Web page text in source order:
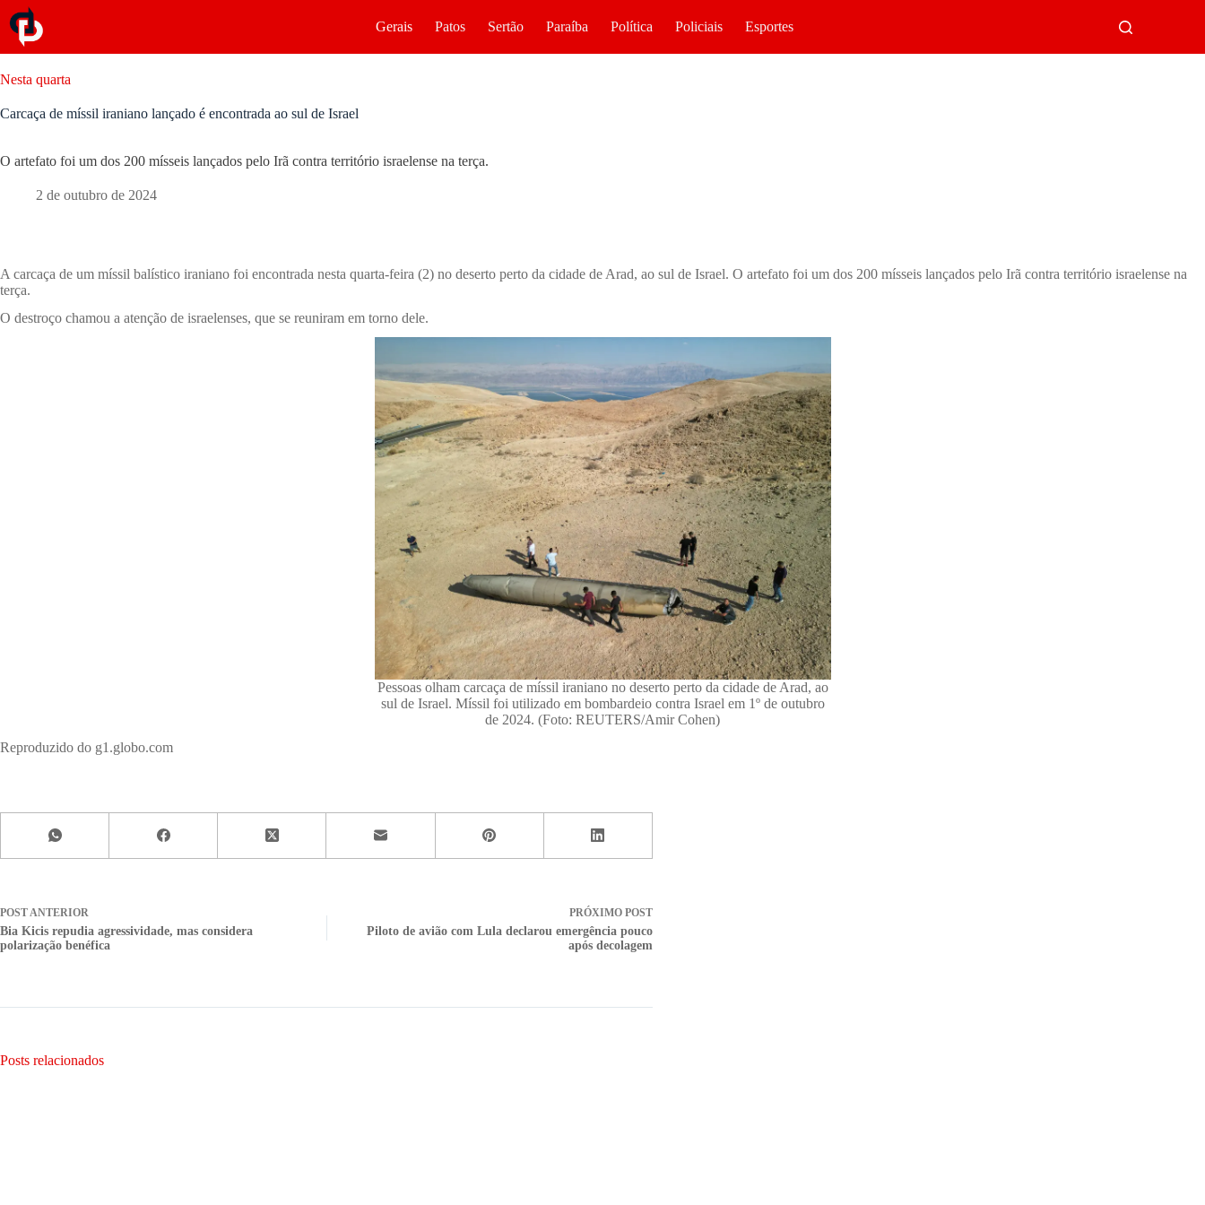
Gerais Patos Sertão Paraíba Política Policiais Esportes
Nesta quarta
Carcaça de míssil iraniano lançado é encontrada ao sul de Israel
O artefato foi um dos 200 mísseis lançados pelo Irã contra território israelense na terça.
2 de outubro de 2024
A carcaça de um míssil balístico iraniano foi encontrada nesta quarta-feira (2) no deserto perto da cidade de Arad, ao sul de Israel. O artefato foi um dos 200 mísseis lançados pelo Irã contra território israelense na
terça.
O destroço chamou a atenção de israelenses, que se reuniram em torno dele.
Pessoas olham carcaça de míssil iraniano no deserto perto da cidade de Arad, ao
sul de Israel. Míssil foi utilizado em bombardeio contra Israel em 1º de outubro
de 2024. (Foto: REUTERS/Amir Cohen)
Reproduzido do g1.globo.com
POST ANTERIOR
Bia Kicis repudia agressividade, mas considera
polarização benéfica
PRÓXIMO POST
Piloto de avião com Lula declarou emergência pouco
após decolagem
Posts relacionados